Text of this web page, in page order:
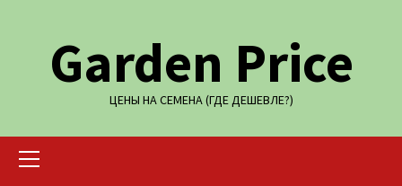
содержимомуGarden Price
ЦЕНЫ НА СЕМЕНА (ГДЕ ДЕШЕВЛЕ?)
меню